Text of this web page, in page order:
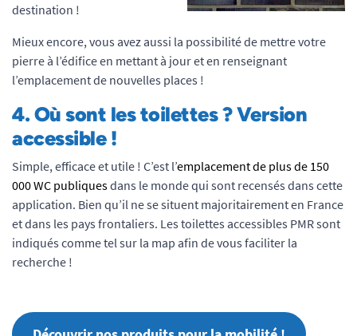
destination !
Mieux encore, vous avez aussi la possibilité de mettre votre
pierre à l’édifice en mettant à jour et en renseignant
l’emplacement de nouvelles places !
4.Où sont les toilettes ? Version
accessible !
Simple, efficace et utile ! C’est l’emplacement de plus de 150
000 WC publiquesdans le monde qui sont recensés dans cette
application. Bien qu’il ne se situent majoritairement en France
et dans les pays frontaliers. Les toilettes accessibles PMR sont
indiqués comme tel sur la map afin de vous faciliter la
recherche !